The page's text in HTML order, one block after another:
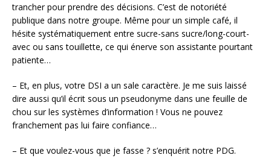
trancher pour prendre des décisions. C’est de notoriété
publique dans notre groupe. Même pour un simple café, il
hésite systématiquement entre sucre-sans sucre/long-court-
avec ou sans touillette, ce qui énerve son assistante pourtant
patiente…
– Et, en plus, votre DSI a un sale caractère. Je me suis laissé
dire aussi qu’il écrit sous un pseudonyme dans une feuille de
chou sur les systèmes d’information ! Vous ne pouvez
franchement pas lui faire confiance…
– Et que voulez-vous que je fasse ? s’enquérit notre PDG.